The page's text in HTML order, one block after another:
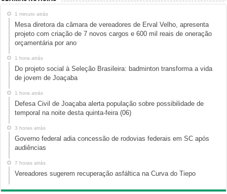
1 minuto atrás
Mesa diretora da câmara de vereadores de Erval Velho, apresenta
projeto com criação de 7 novos cargos e 600 mil reais de oneração
orçamentária por ano
1 hora atrás
Do projeto social à Seleção Brasileira: badminton transforma a vida
de jovem de Joaçaba
1 hora atrás
Defesa Civil de Joaçaba alerta população sobre possibilidade de
temporal na noite desta quinta-feira (06)
3 horas atrás
Governo federal adia concessão de rodovias federais em SC após
audiências
7 horas atrás
Vereadores sugerem recuperação asfáltica na Curva do Tiepo